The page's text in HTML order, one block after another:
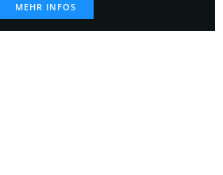
MEHR INFOS